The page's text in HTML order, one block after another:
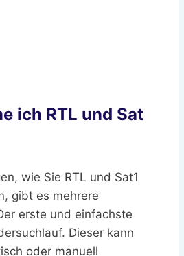
ich RTL und Sat
wie Sie RTL und Sat1
gibt es mehrere
erste und einfachste
Dieser kann
oder manuell